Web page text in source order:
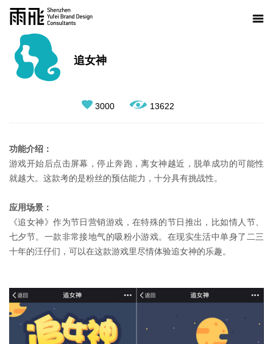
追女神
3000 13622
功能介绍：
游戏开始后点击屏幕，停止奔跑，离女神越近，脱单成功的可能性
就越大。这款考的是粉丝的预估能力，十分具有挑战性。
应用场景：
《追女神》作为节日营销游戏，在特殊的节日推出，比如情人节、
七夕节。一款非常接地气的吸粉小游戏。在现实生活中单身了二三
十年的汪仔们，可以在这款游戏里尽情体验追女神的乐趣。